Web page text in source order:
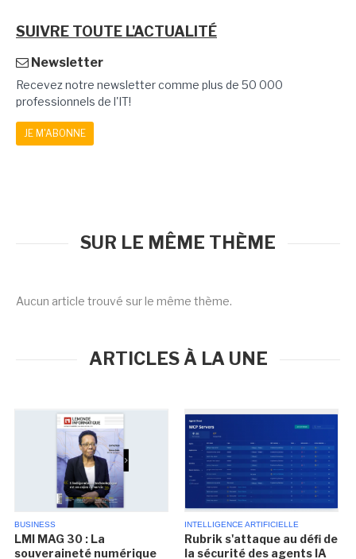
SUIVRE TOUTE L'ACTUALITÉ
Newsletter
Recevez notre newsletter comme plus de 50 000
professionnels de l'IT!
JE M'ABONNE
SUR LE MÊME THÈME
Aucun article trouvé sur le même thème.
ARTICLES À LA UNE
BUSINESS
LMI MAG 30 : La
souveraineté numérique
INTELLIGENCE ARTIFICIELLE
Rubrik s'attaque au défi de
la sécurité des agents IA